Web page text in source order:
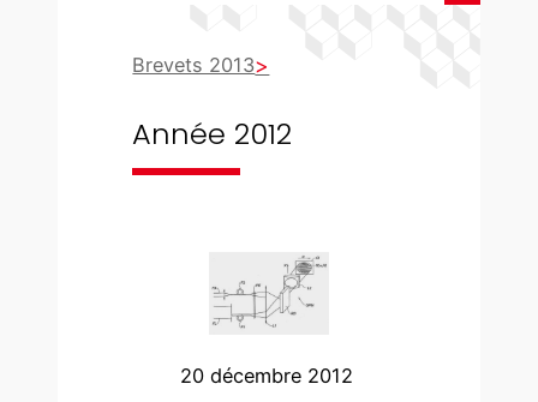
Brevets 2013
Année 2012
20 décembre 2012